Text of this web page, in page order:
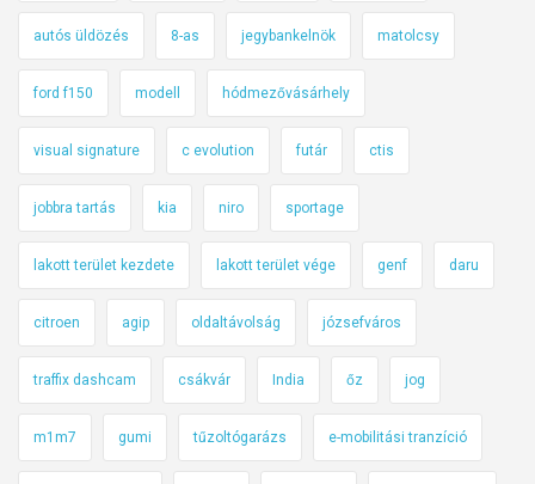
autós üldözés 8-as jegybankelnök matolcsy
ford f150 modell hódmezővásárhely
visual signature c evolution futár ctis
jobbra tartás kia niro sportage
lakott terület kezdete lakott terület vége genf daru
citroen agip oldaltávolság józsefváros
traffix dashcam csákvár India őz jog
m1m7 gumi tűzoltógarázs e-mobilitási tranzíció